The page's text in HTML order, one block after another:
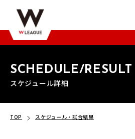
SCHEDULE/RESULT
スケジュール詳細
TOP スケジュール・試合結果